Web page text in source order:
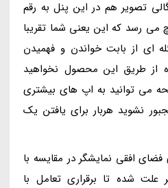
تصویر هم در این پنل به رقم
اینچ می رسد که این یعنی شما تقریبا
ای از بابت خواندن و فهمیدن
از طریق این محصول نخواهید
می توانید به اپ های بیشتری
نشوید هربار برای یافتن یک
40 درصدی فضای افقی نمایشگر در مقایسه با
علت شده تا برقراری تعامل با